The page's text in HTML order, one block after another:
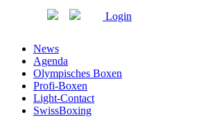
Login
News
Agenda
Olympisches Boxen
Profi-Boxen
Light-Contact
SwissBoxing